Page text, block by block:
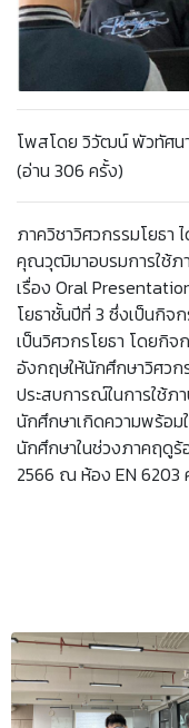
โพสโดย วิวัฒน์ พัวทัศ
(อ่าน 306 ครั้ง)
ภาควิชาวิศวกรรมโยธา
คุณวุฒิมาอบรมการใช้ภ
เรื่อง Oral
โยธาชั้นปีที่ 3 ซึ่งเป็นกิจ
เป็นวิศวกรโยธา โดยกิ
อังกฤษให้นักศึกษาวิศวก
ประสบการณ์ในการใช้ภ
นักศึกษาเกิดความพร้อม
นักศึกษาในช่วงภาคฤดูร้
2566 ณ ห้อง EN 6203